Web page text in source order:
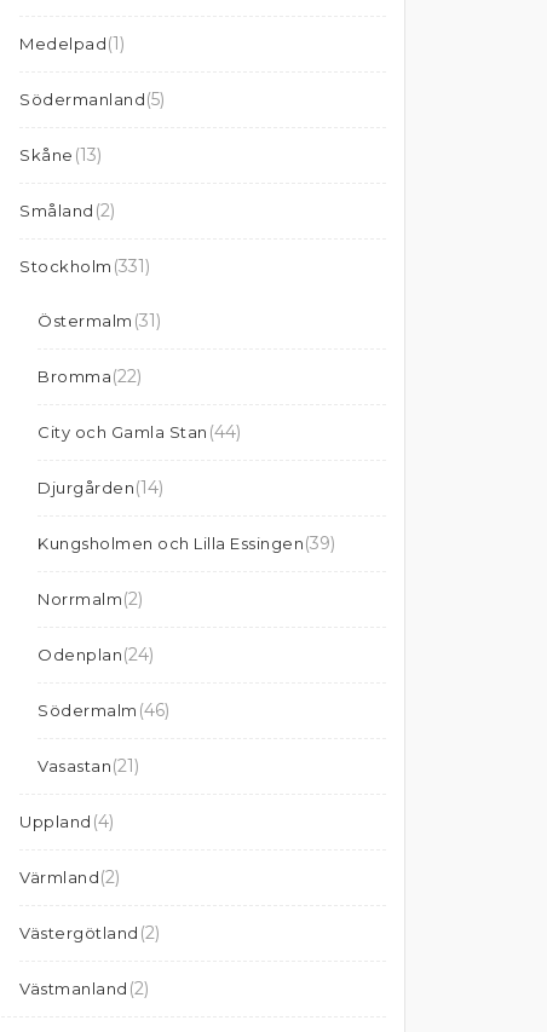
Medelpad(1)
Södermanland(5)
Skåne (13)
Småland (2)
Stockholm (331)
Östermalm (31)
Bromma(22)
City och Gamla Stan (44)
Djurgården(14)
Kungsholmen och Lilla Essingen(39)
Norrmalm(2)
Odenplan(24)
Södermalm (46)
Vasastan(21)
Uppland (4)
Värmland(2)
Västergötland (2)
Västmanland (2)